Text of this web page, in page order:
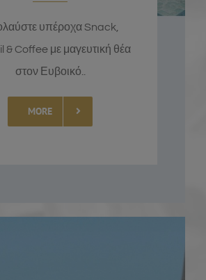
υπέροχα Snack,
& Coffee με μαγευτική θέα
στον Ευβοικό..
MORE